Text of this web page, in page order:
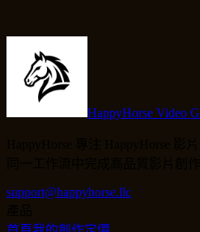
HappyHorse Video
support@happyhorse.llc